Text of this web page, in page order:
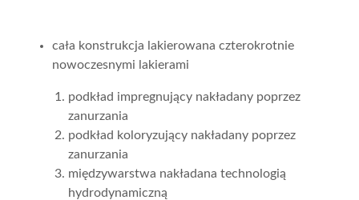
cała konstrukcja lakierowana czterokrotnie
nowoczesnymi lakierami
podkład impregnujący nakładany poprzez
zanurzania
podkład koloryzujący nakładany poprzez
zanurzania
międzywarstwa nakładana technologią
hydrodynamiczną